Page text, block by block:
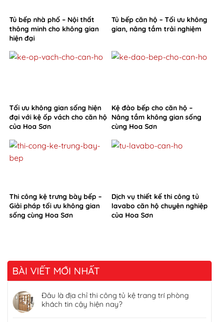
Tủ bếp nhà phố – Nội thất
thông minh cho không gian
hiện đại
Tủ bếp căn hộ – Tối ưu không
gian, nâng tầm trải nghiệm
Tối ưu không gian sống hiện
đại với kệ ốp vách cho căn hộ
của Hoa Sơn
Kệ đảo bếp cho căn hộ –
Nâng tầm không gian sống
cùng Hoa Sơn
Thi công kệ trưng bày bếp –
Giải pháp tối ưu không gian
sống cùng Hoa Sơn
Dịch vụ thiết kế thi công tủ
lavabo căn hộ chuyên nghiệp
của Hoa Sơn
BÀI VIẾT MỚI NHẤT
Đâu là địa chỉ thi công tủ kệ trang trí phòng
khách tin cậy hiện nay?